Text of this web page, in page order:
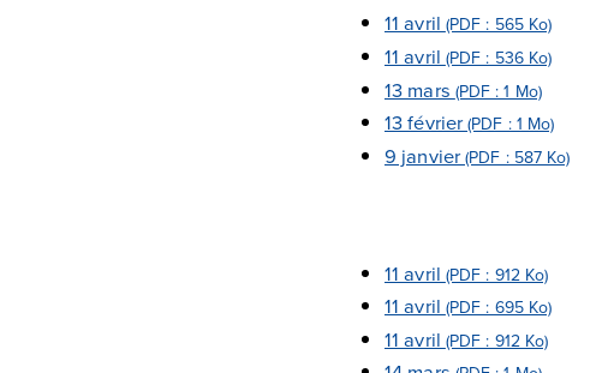
11 avril (PDF : 565 Ko)
11 avril (PDF : 536 Ko)
13 mars (PDF : 1 Mo)
13 février(PDF : 1 Mo)
9 janvier(PDF : 587 Ko)
11 avril (PDF : 912 Ko)
11 avril (PDF : 695 Ko)
11 avril (PDF : 912 Ko)